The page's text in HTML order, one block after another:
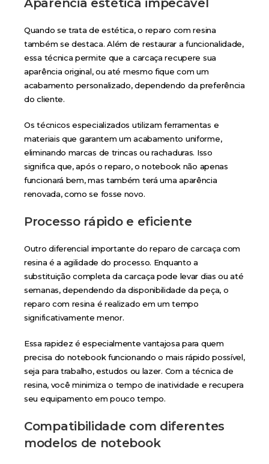
Quando se trata de estética, o reparo com resina
também se destaca. Além de restaurar a funcionalidade,
essa técnica permite que a carcaça recupere sua
aparência original, ou até mesmo fique com um
acabamento personalizado, dependendo da preferência
do cliente.
Os técnicos especializados utilizam ferramentas e
materiais que garantem um acabamento uniforme,
eliminando marcas de trincas ou rachaduras. Isso
significa que, após o reparo, o notebook não apenas
funcionará bem, mas também terá uma aparência
renovada, como se fosse novo.
Processo rápido e eficiente
Outro diferencial importante do reparo de carcaça com
resina é a agilidade do processo. Enquanto a
substituição completa da carcaça pode levar dias ou até
semanas, dependendo da disponibilidade da peça, o
reparo com resina é realizado em um tempo
significativamente menor.
Essa rapidez é especialmente vantajosa para quem
precisa do notebook funcionando o mais rápido possível,
seja para trabalho, estudos ou lazer. Com a técnica de
resina, você minimiza o tempo de inatividade e recupera
seu equipamento em pouco tempo.
Compatibilidade com diferentes
modelos de notebook